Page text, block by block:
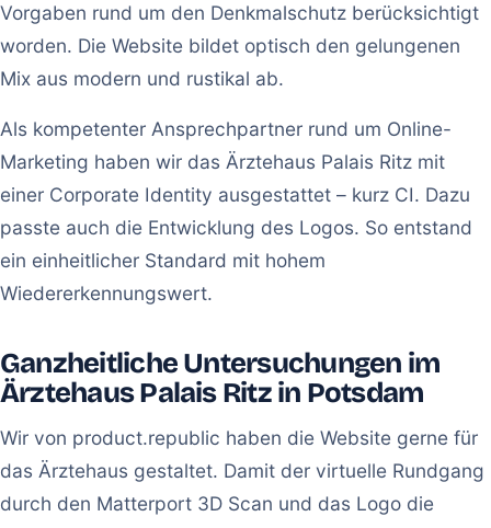
Vorgaben rund um den Denkmalschutz berücksichtigt
worden. Die Website bildet optisch den gelungenen
Mix aus modern und rustikal ab.
Als kompetenter Ansprechpartner rund um Online-
Marketing haben wir das Ärztehaus Palais Ritz mit
einer Corporate Identity ausgestattet – kurz CI. Dazu
passte auch die Entwicklung des Logos. So entstand
ein einheitlicher Standard mit hohem
Wiedererkennungswert.
Ganzheitliche Untersuchungen im
Ärztehaus Palais Ritz in Potsdam
Wir von product.republic haben die Website gerne für
das Ärztehaus gestaltet. Damit der virtuelle Rundgang
durch den Matterport 3D Scan und das Logo die